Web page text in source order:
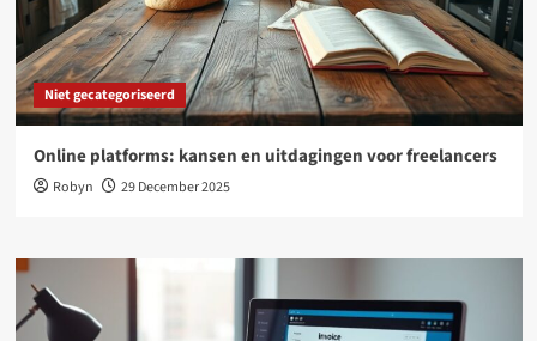
Niet gecategoriseerd
Online platforms: kansen en uitdagingen voor freelancers
Robyn 29 December 2025